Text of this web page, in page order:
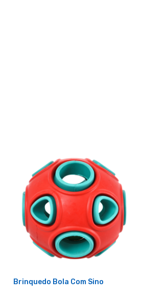
Brinquedo Bola Com Sino